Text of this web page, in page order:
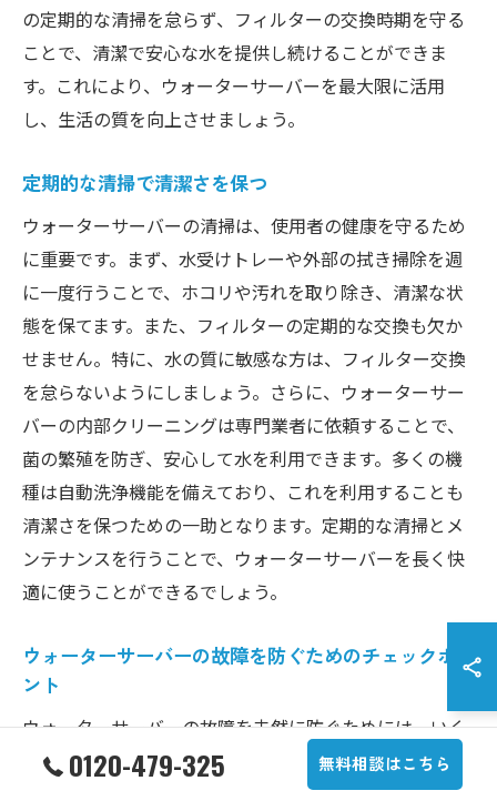
の定期的な清掃を怠らず、フィルターの交換時期を守る
ことで、清潔で安心な水を提供し続けることができま
す。これにより、ウォーターサーバーを最大限に活用
し、生活の質を向上させましょう。
定期的な清掃で清潔さを保つ
ウォーターサーバーの清掃は、使用者の健康を守るため
に重要です。まず、水受けトレーや外部の拭き掃除を週
に一度行うことで、ホコリや汚れを取り除き、清潔な状
態を保てます。また、フィルターの定期的な交換も欠か
せません。特に、水の質に敏感な方は、フィルター交換
を怠らないようにしましょう。さらに、ウォーターサー
バーの内部クリーニングは専門業者に依頼することで、
菌の繁殖を防ぎ、安心して水を利用できます。多くの機
種は自動洗浄機能を備えており、これを利用することも
清潔さを保つための一助となります。定期的な清掃とメ
ンテナンスを行うことで、ウォーターサーバーを長く快
適に使うことができるでしょう。
ウォーターサーバーの故障を防ぐためのチェックポイ
ント
ウォーターサーバーの故障を未然に防ぐためには、いく
つかのポイントに注意が必要です。まず、設置場所は直
射日光や湿気を避けることが大切です。これにより、機
0120-479-325 無料相談はこちら